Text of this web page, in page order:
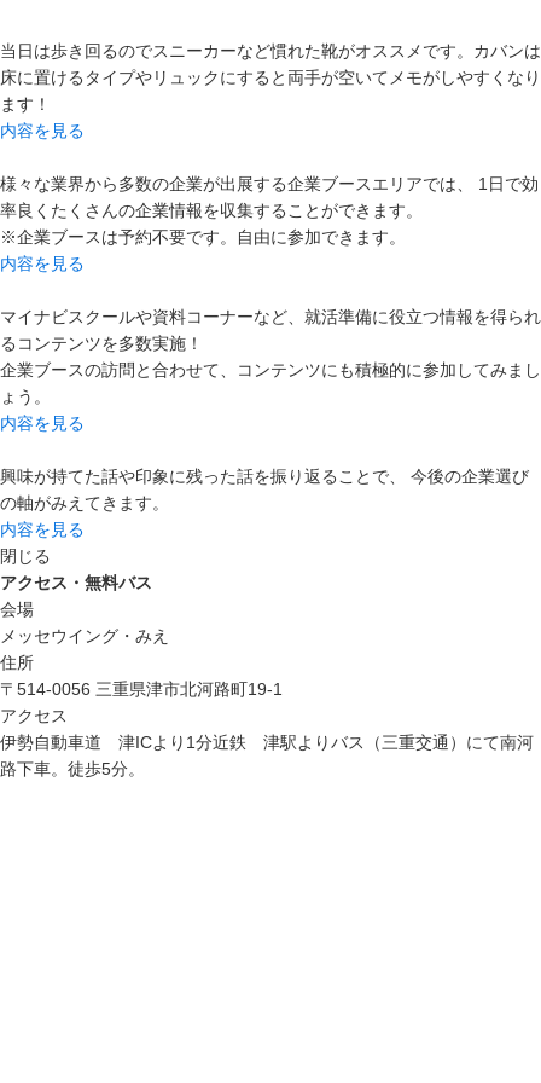
当日は歩き回るのでスニーカーなど慣れた靴がオススメです。カバンは
床に置けるタイプやリュックにすると両手が空いてメモがしやすくなり
ます！
内容を見る
様々な業界から多数の企業が出展する企業ブースエリアでは、 1日で効
率良くたくさんの企業情報を収集することができます。
※企業ブースは予約不要です。自由に参加できます。
内容を見る
マイナビスクールや資料コーナーなど、就活準備に役立つ情報を得られ
るコンテンツを多数実施！
企業ブースの訪問と合わせて、コンテンツにも積極的に参加してみまし
ょう。
内容を見る
興味が持てた話や印象に残った話を振り返ることで、 今後の企業選び
の軸がみえてきます。
内容を見る
閉じる
アクセス・無料バス
会場
メッセウイング・みえ
住所
〒514-0056 三重県津市北河路町19-1
アクセス
伊勢自動車道 津ICより1分近鉄 津駅よりバス（三重交通）にて南河
路下車。徒歩5分。